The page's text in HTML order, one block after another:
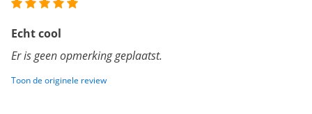
Echt cool
Er is geen opmerking geplaatst.
Toon de originele review